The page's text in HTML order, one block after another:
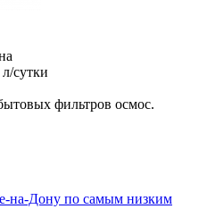
сутки
фильтров осмос.